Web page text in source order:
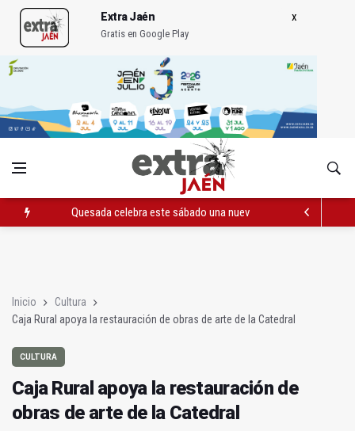
Extra Jaén
Gratis en Google Play
Quesada celebra este sábado una nueva jornada de Orgullo
La Junta amplia la alerta por listeria en Granada, Jaén y Sevilla
Inicio
Cultura
Caja Rural apoya la restauración de obras de arte de la Catedral
CULTURA
Caja Rural apoya la restauración de
obras de arte de la Catedral